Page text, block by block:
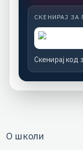
СКЕНИРАЈ ЗА
Скенирај код з
О школи